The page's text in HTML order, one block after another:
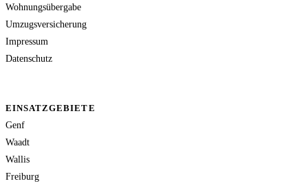
Wohnungsübergabe
Umzugsversicherung
Impressum
Datenschutz
EINSATZGEBIETE
Genf
Waadt
Wallis
Freiburg